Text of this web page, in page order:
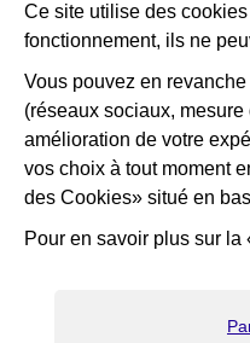
Ce site utilise des
fonctionnement, ils ne
Vous pouvez en
(réseaux sociaux,
amélioration de votre
vos choix à tout moment
des Cookies» situé en
Pour en savoir plus sur la
Je participe Courbevoie